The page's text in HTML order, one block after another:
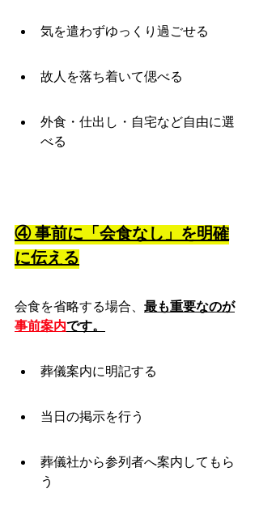
気を遣わずゆっくり過ごせる
故人を落ち着いて偲べる
外食・仕出し・自宅など自由に選
べる
④ 事前に「会食なし」を明確
に伝える
会食を省略する場合、 最も重要なのが
事前案内です。
葬儀案内に明記する
当日の掲示を行う
葬儀社から参列者へ案内してもら
う